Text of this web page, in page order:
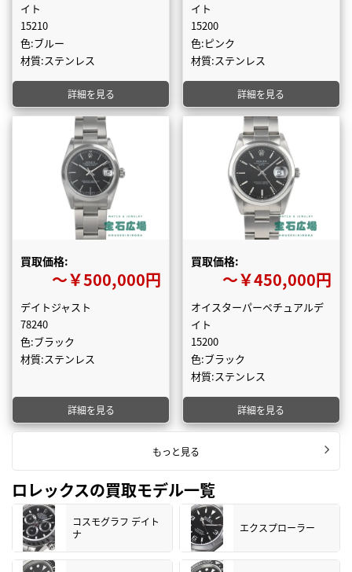
イト
15210
色:ブルー
材質:ステンレス
詳細を見る
イト
15200
色:ピンク
材質:ステンレス
詳細を見る
買取価格:
〜￥500,000円
デイトジャスト
78240
色:ブラック
材質:ステンレス
詳細を見る
買取価格:
〜￥450,000円
オイスターパーペチュアルデ
イト
15200
色:ブラック
材質:ステンレス
詳細を見る
もっと見る
ロレックスの買取モデル一覧
コスモグラフ デイト
ナ
エクスプローラー